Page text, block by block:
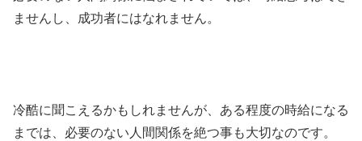
ませんし、成功者にはなれません。
冷酷に聞こえるかもしれませんが、ある程度の時給になる
までは、必要のない人間関係を絶つ事も大切なのです。